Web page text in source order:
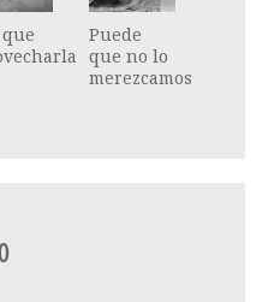
Puede
que no lo
merezcamos